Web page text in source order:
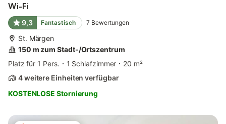
Wi-Fi
9,3 Fantastisch 7 Bewertungen
St. Märgen
150 m zum Stadt-/Ortszentrum
Platz für 1 Pers.
1 Schlafzimmer
20 m²
4 weitere Einheiten verfügbar
KOSTENLOSE Stornierung